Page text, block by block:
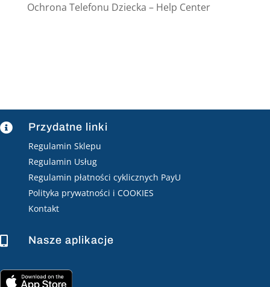
Ochrona Telefonu Dziecka – Help Center
 Przydatne linki
Regulamin Sklepu
Regulamin Usług
Regulamin płatności cyklicznych PayU
Polityka prywatności i COOKIES
Kontakt
 Nasze aplikacje